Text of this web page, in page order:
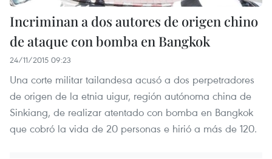
Incriminan a dos autores de origen chino
de ataque con bomba en Bangkok
24/11/2015 09:23
Una corte militar tailandesa acusó a dos perpetradores
de origen de la etnia uigur, región autónoma china de
Sinkiang, de realizar atentado con bomba en Bangkok
que cobró la vida de 20 personas e hirió a más de 120.